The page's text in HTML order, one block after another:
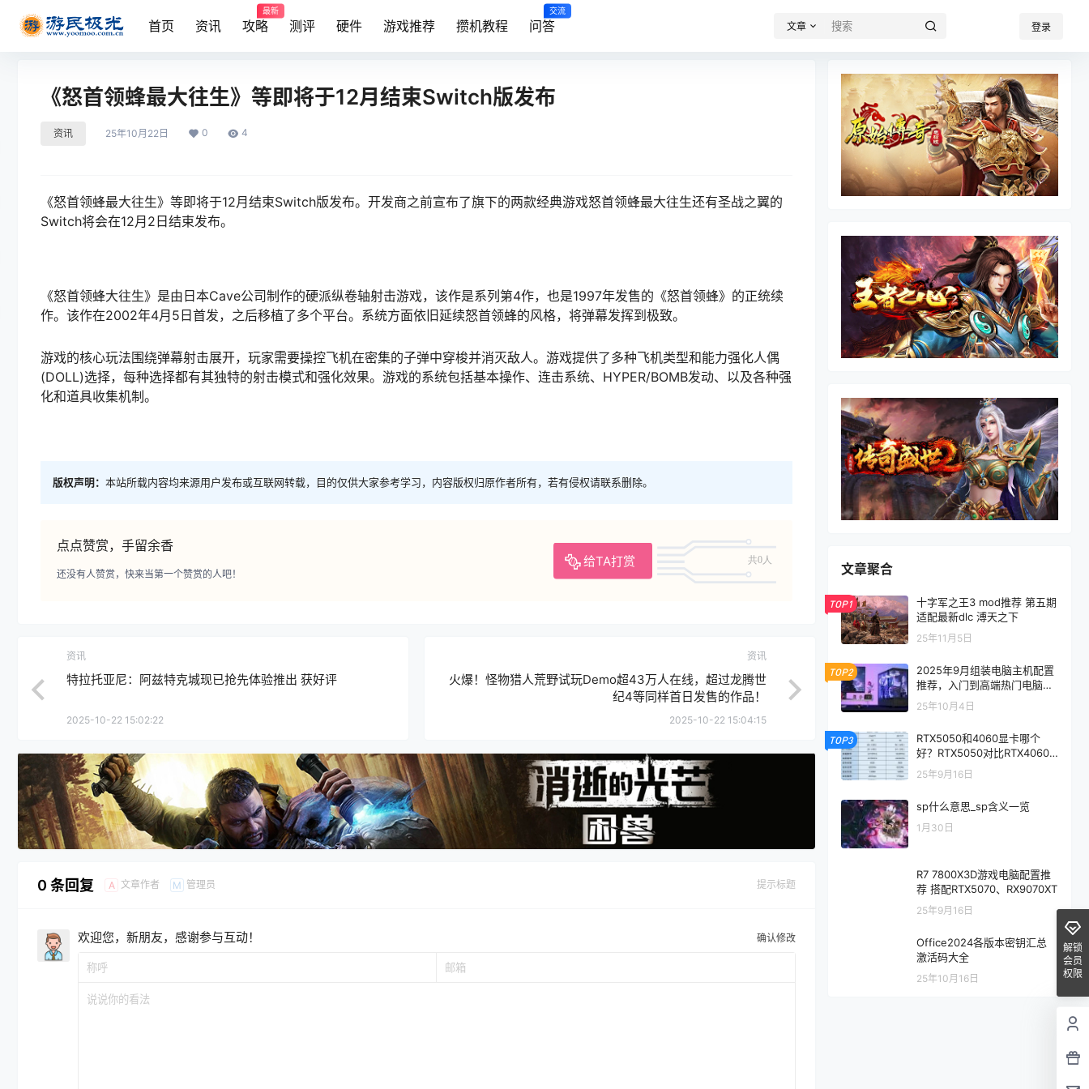
首页 资讯 攻略
最新
测评 硬件 游戏推荐 攒机教程 问答
交流
文章 登录
《怒首领蜂最大往生》等即将于12月结束Switch版发布
资讯 25年10月22日 0 4
《怒首领蜂最大往生》等即将于12月结束Switch版发布。开发商之前宣布了旗下的两款经典游戏怒首领蜂最大往生还有圣战之翼的
Switch将会在12月2日结束发布。
《怒首领蜂大往生》是由日本Cave公司制作的硬派纵卷轴射击游戏，该作是系列第4作，也是1997年发售的《怒首领蜂》的正统续
作。该作在2002年4月5日首发，之后移植了多个平台。系统方面依旧延续怒首领蜂的风格，将弹幕发挥到极致。
游戏的核心玩法围绕弹幕射击展开，玩家需要操控飞机在密集的子弹中穿梭并消灭敌人。游戏提供了多种飞机类型和能力强化人偶
(DOLL)选择，每种选择都有其独特的射击模式和强化效果。游戏的系统包括基本操作、连击系统、HYPER/BOMB发动、以及各种强
化和道具收集机制。
版权声明： 本站所载内容均来源用户发布或互联网转载，目的仅供大家参考学习，内容版权归原作者所有，若有侵权请联系删除。
点点赞赏，手留余香
给TA打赏 共0人
还没有人赞赏，快来当第一个赞赏的人吧！
资讯
特拉托亚尼：阿兹特克城现已抢先体验推出 获好评
2025-10-22 15:02:22
资讯
火爆！怪物猎人荒野试玩Demo超43万人在线，超过龙腾世
纪4等同样首日发售的作品！
2025-10-22 15:04:15
0 条回复 A 文章作者 M 管理员 提示标题
欢迎您，新朋友，感谢参与互动！ 确认修改
文章聚合
TOP1
十字军之王3 mod推荐 第五期
适配最新dlc 溥天之下
25年11月5日
TOP2
2025年9月组装电脑主机配置
推荐，入门到高端热门电脑配
置方案
25年10月4日
TOP3
RTX5050和4060显卡哪个
好？RTX5050对比RTX4060/
5060性能评测
25年9月16日
sp什么意思_sp含义一览
1月30日
R7 7800X3D游戏电脑配置推
荐 搭配RTX5070、RX9070XT
25年9月16日
Office2024各版本密钥汇总
激活码大全
25年10月16日
解锁
会员
权限